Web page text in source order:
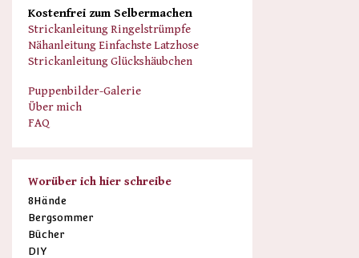
Kostenfrei zum Selbermachen
Strickanleitung Ringelstrümpfe
Nähanleitung Einfachste Latzhose
Strickanleitung Glückshäubchen
Puppenbilder-Galerie
Über mich
FAQ
Worüber ich hier schreibe
8Hände
Bergsommer
Bücher
DIY